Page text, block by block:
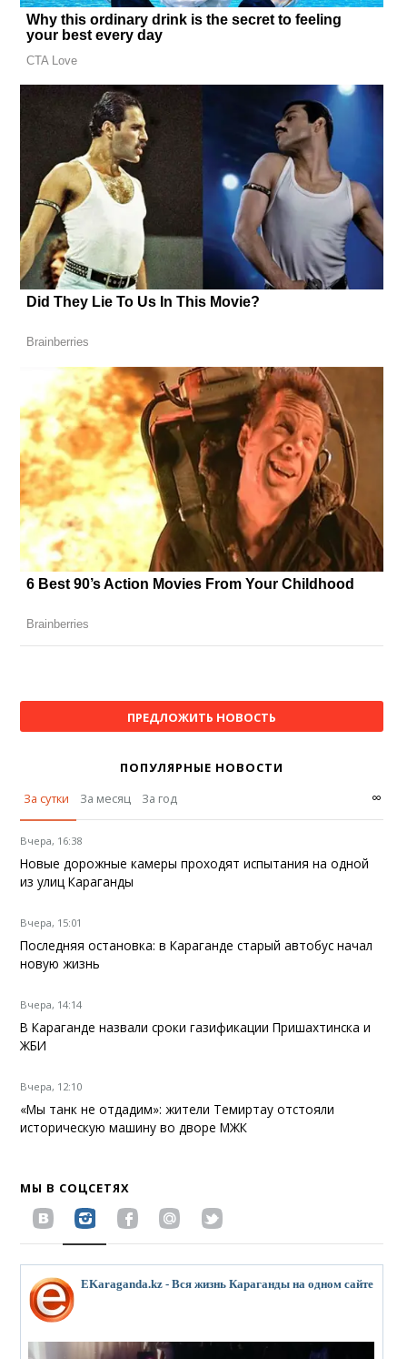
ПРЕДЛОЖИТЬ НОВОСТЬ
ПОПУЛЯРНЫЕ НОВОСТИ
За сутки
За месяц За год ∞
Вчера, 16:38
Новые дорожные камеры проходят испытания на одной
из улиц Караганды
Вчера, 15:01
Последняя остановка: в Караганде старый автобус начал
новую жизнь
Вчера, 14:14
В Караганде назвали сроки газификации Пришахтинска и
ЖБИ
Вчера, 12:10
«Мы танк не отдадим»: жители Темиртау отстояли
историческую машину во дворе МЖК
МЫ В СОЦСЕТЯХ
EKaraganda.kz - Вся жизнь Караганды на одном сайте